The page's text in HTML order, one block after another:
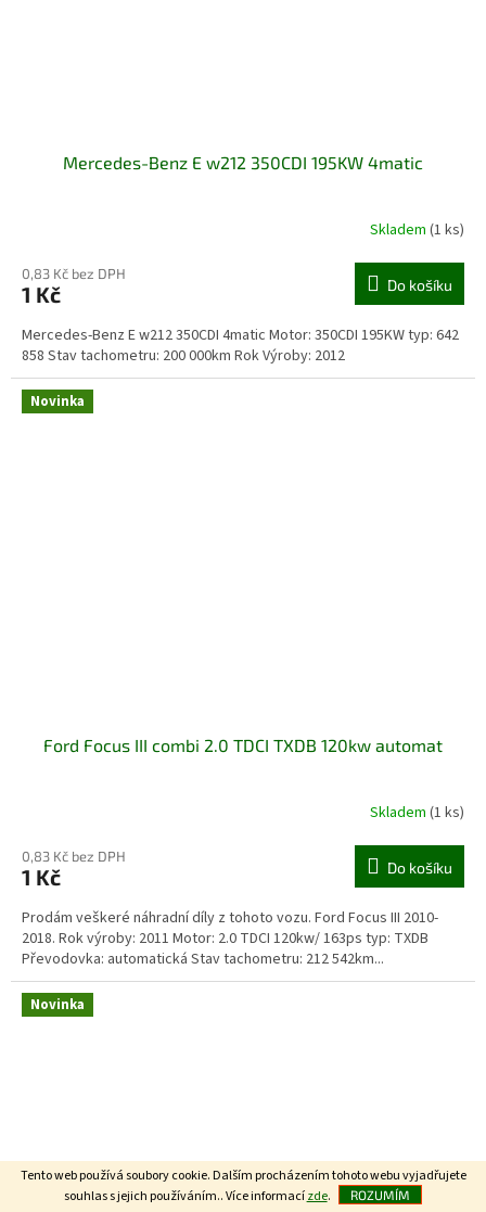
Tento web používá soubory cookie. Dalším procházením tohoto webu vyjadřujete
souhlas s jejich používáním.. Více informacízde. ROZUMÍM
Mercedes-Benz E w212 350CDI 195KW 4matic
Skladem (1 ks)
0,83 Kč bez DPH
1 Kč Do košíku
Mercedes-Benz E w212 350CDI 4matic Motor: 350CDI 195KW typ: 642
858 Stav tachometru: 200 000km Rok Výroby: 2012
Novinka
Ford Focus III combi 2.0 TDCI TXDB 120kw automat
Skladem (1 ks)
0,83 Kč bez DPH
1 Kč Do košíku
Prodám veškeré náhradní díly z tohoto vozu. Ford Focus III 2010-
2018. Rok výroby: 2011 Motor: 2.0 TDCI 120kw/ 163ps typ: TXDB
Převodovka: automatická Stav tachometru: 212 542km...
Novinka